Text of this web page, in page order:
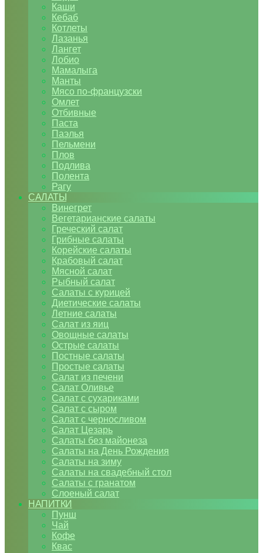
Каши
Кебаб
Котлеты
Лазанья
Лангет
Лобио
Мамалыга
Манты
Мясо по-французски
Омлет
Отбивные
Паста
Паэлья
Пельмени
Плов
Подлива
Полента
Рагу
САЛАТЫ
Винегрет
Вегетарианские салаты
Греческий салат
Грибные салаты
Корейские салаты
Крабовый салат
Мясной салат
Рыбный салат
Салаты с курицей
Диетические салаты
Летние салаты
Салат из яиц
Овощные салаты
Острые салаты
Постные салаты
Простые салаты
Салат из печени
Салат Оливье
Салат с сухариками
Салат с сыром
Салат с черносливом
Салат Цезарь
Салаты без майонеза
Салаты на День Рождения
Салаты на зиму
Салаты на свадебный стол
Салаты с гранатом
Слоеный салат
НАПИТКИ
Пунш
Чай
Кофе
Квас